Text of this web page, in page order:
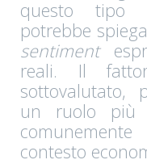
questo tipo
potrebbe
sentiment
reali. Il
sottovalutato,
un ruolo più
contesto